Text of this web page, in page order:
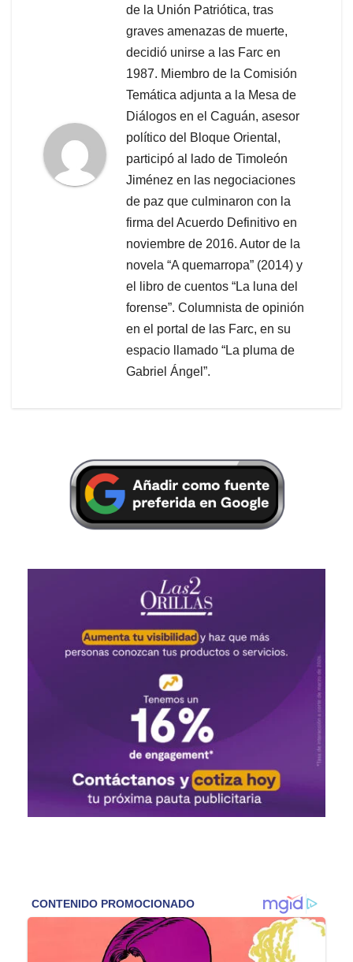
de la Unión Patriótica, tras
graves amenazas de muerte,
decidió unirse a las Farc en
1987. Miembro de la Comisión
Temática adjunta a la Mesa de
Diálogos en el Caguán, asesor
político del Bloque Oriental,
participó al lado de Timoleón
Jiménez en las negociaciones
de paz que culminaron con la
firma del Acuerdo Definitivo en
noviembre de 2016. Autor de la
novela “A quemarropa” (2014) y
el libro de cuentos “La luna del
forense”. Columnista de opinión
en el portal de las Farc, en su
espacio llamado “La pluma de
Gabriel Ángel”.